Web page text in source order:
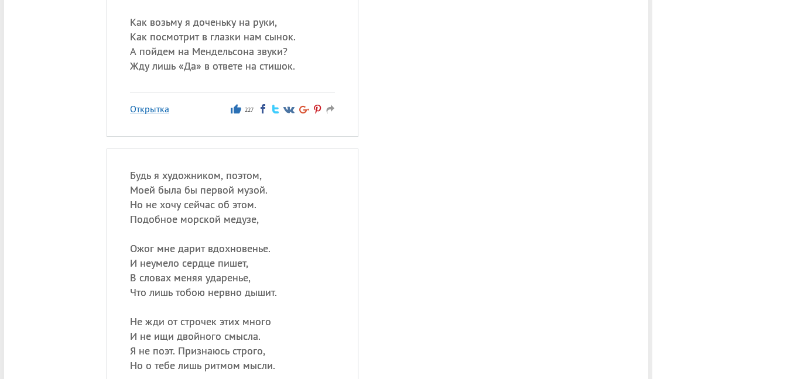
Как возьму я доченьку на руки,
Как посмотрит в глазки нам сынок.
А пойдем на Мендельсона звуки?
Жду лишь «Да» в ответе на стишок.
Открытка 227
Будь я художником, поэтом,
Моей была бы первой музой.
Но не хочу сейчас об этом.
Подобное морской медузе,
Ожог мне дарит вдохновенье.
И неумело сердце пишет,
В словах меняя ударенье,
Что лишь тобою нервно дышит.
Не жди от строчек этих много
И не ищи двойного смысла.
Я не поэт. Признаюсь строго,
Но о тебе лишь ритмом мысли.